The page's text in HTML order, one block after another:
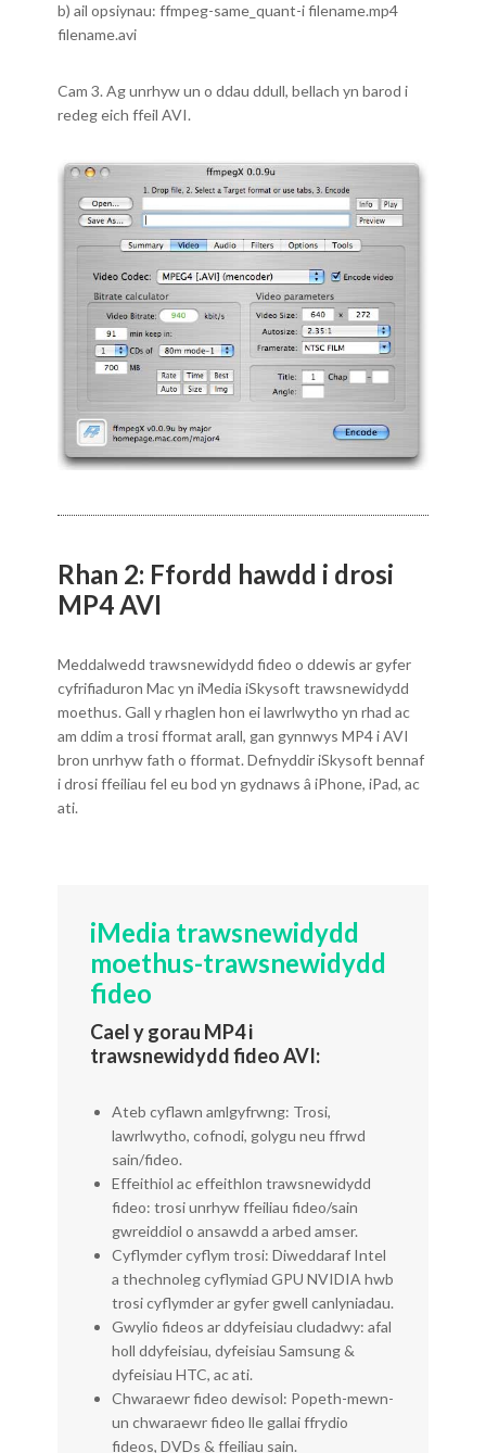
b) ail opsiynau: ffmpeg-same_quant-i filename.mp4
filename.avi
Cam 3. Ag unrhyw un o ddau ddull, bellach yn barod i
redeg eich ffeil AVI.
Rhan 2: Ffordd hawdd i drosi
MP4 AVI
Meddalwedd trawsnewidydd fideo o ddewis ar gyfer
cyfrifiaduron Mac yn iMedia iSkysoft trawsnewidydd
moethus. Gall y rhaglen hon ei lawrlwytho yn rhad ac
am ddim a trosi fformat arall, gan gynnwys MP4 i AVI
bron unrhyw fath o fformat. Defnyddir iSkysoft bennaf
i drosi ffeiliau fel eu bod yn gydnaws â iPhone, iPad, ac
ati.
iMedia trawsnewidydd
moethus-trawsnewidydd
fideo
Cael y gorau MP4 i
trawsnewidydd fideo AVI:
Ateb cyflawn amlgyfrwng: Trosi,
lawrlwytho, cofnodi, golygu neu ffrwd
sain/fideo.
Effeithiol ac effeithlon trawsnewidydd
fideo: trosi unrhyw ffeiliau fideo/sain
gwreiddiol o ansawdd a arbed amser.
Cyflymder cyflym trosi: Diweddaraf Intel
a thechnoleg cyflymiad GPU NVIDIA hwb
trosi cyflymder ar gyfer gwell canlyniadau.
Gwylio fideos ar ddyfeisiau cludadwy: afal
holl ddyfeisiau, dyfeisiau Samsung &
dyfeisiau HTC, ac ati.
Chwaraewr fideo dewisol: Popeth-mewn-
un chwaraewr fideo lle gallai ffrydio
fideos, DVDs & ffeiliau sain.